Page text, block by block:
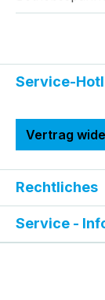
Service-
Vertrag
Rechtliches
Service -